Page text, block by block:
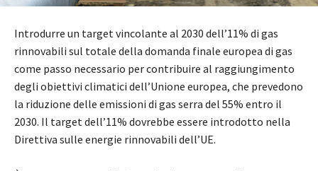
Introdurre un target vincolante al 2030 dell’11% di gas
rinnovabili sul totale della domanda finale europea di gas
come passo necessario per contribuire al raggiungimento
degli obiettivi climatici dell’Unione europea, che prevedono
la riduzione delle emissioni di gas serra del 55% entro il
2030. Il target dell’11% dovrebbe essere introdotto nella
Direttiva sulle energie rinnovabili dell’UE.